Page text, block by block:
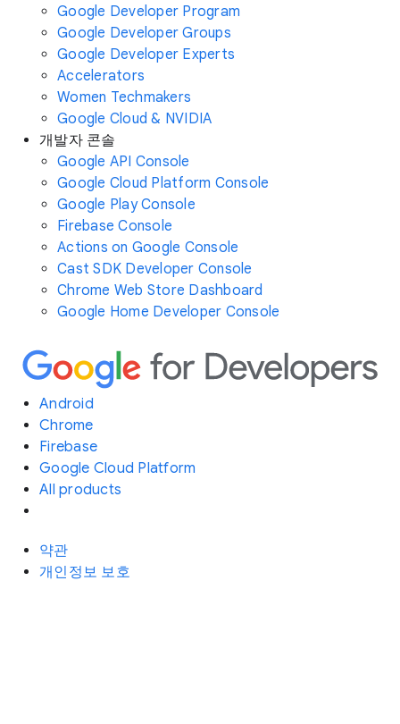
Google Developer Program
Google Developer Groups
Google Developer Experts
Accelerators
Women Techmakers
Google Cloud & NVIDIA
개발자 콘솔
Google API Console
Google Cloud Platform Console
Google Play Console
Firebase Console
Actions on Google Console
Cast SDK Developer Console
Chrome Web Store Dashboard
Google Home Developer Console
Android
Chrome
Firebase
Google Cloud Platform
All products
약관
개인정보 보호